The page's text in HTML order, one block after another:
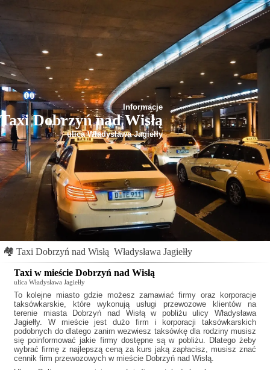
Informacje
Taxi Dobrzyń nad Wisłą
ulica Władysława Jagiełły
🏘 Taxi Dobrzyń nad Wisłą Władysława Jagiełły
Taxi w mieście Dobrzyń nad Wisłą
ulica Władysława Jagiełły
To kolejne miasto gdzie możesz zamawiać firmy oraz korporacje
taksówkarskie, które wykonują usługi przewozowe klientów na
terenie miasta Dobrzyń nad Wisłą w pobliżu ulicy Władysława
Jagiełły. W mieście jest dużo firm i korporacji taksówkarskich
podobnych do dlatego zanim wezwiesz taksówkę dla rodziny musisz
się poinformować jakie firmy dostępne są w pobliżu. Dlatego żeby
wybrać firmę z najlepszą ceną za kurs jaką zapłacisz, musisz znać
cennik firm przewozowych w mieście Dobrzyń nad Wisłą.